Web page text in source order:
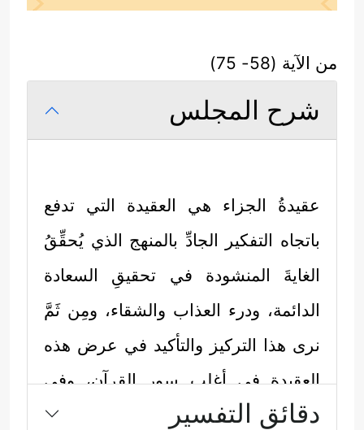
من الآية (58- 75)
شرح المجلس
عقيدةُ الجزاء هي العقيدة التي تدفع
باتجاه التفكير الجادِّ بالمنهج الذي يُحقِّقُ
الغايةَ المنشودة في تحقيقِ السعادة
الدائمة، ودرء العذاب والشقاء، ومِن ثَمَّ
نرى هذا التركيز والتأكيد في عرض هذه
العقيدة في أغلب سور القرآن، وفي
حوارات القرآن مع المُكذِّبين والمُعانِدين
دقائق التفسير